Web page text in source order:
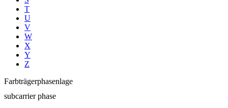
T
U
V
W
X
Y
Z
Farbträgerphasenlage
subcarrier phase